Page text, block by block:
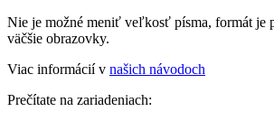
Nie je možné meniť veľkosť písma, formát je
väčšie obrazovky.
Viac informácií v našich návodoch
Prečítate na zariadeniach: